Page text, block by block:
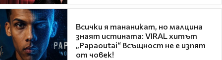
Всички я тананикат, но малцина
знаят истината: VIRAL хитът
„Papaoutai“ всъщност не е изпят
от човек!